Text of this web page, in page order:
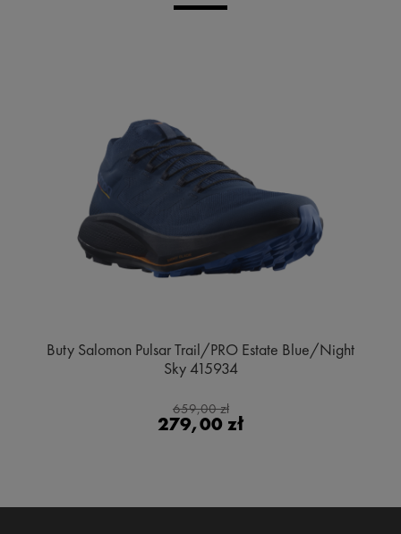
Buty Salomon Pulsar Trail/PRO Estate Blue/Night
Sky 415934
659,00 zł
279,00 zł